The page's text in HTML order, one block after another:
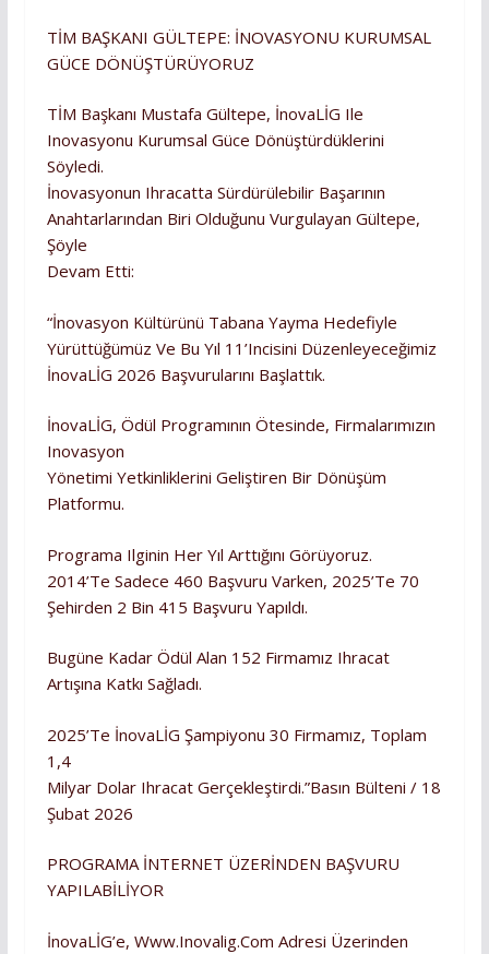
TİM BAŞKANI GÜLTEPE: İNOVASYONU KURUMSAL
GÜCE DÖNÜŞTÜRÜYORUZ
TİM Başkanı Mustafa Gültepe, İnovaLİG Ile
Inovasyonu Kurumsal Güce Dönüştürdüklerini
Söyledi.
İnovasyonun Ihracatta Sürdürülebilir Başarının
Anahtarlarından Biri Olduğunu Vurgulayan Gültepe,
Şöyle
Devam Etti:
“İnovasyon Kültürünü Tabana Yayma Hedefiyle
Yürüttüğümüz Ve Bu Yıl 11’incisini Düzenleyeceğimiz
İnovaLİG 2026 Başvurularını Başlattık.
İnovaLİG, Ödül Programının Ötesinde, Firmalarımızın
Inovasyon
Yönetimi Yetkinliklerini Geliştiren Bir Dönüşüm
Platformu.
Programa Ilginin Her Yıl Arttığını Görüyoruz.
2014’te Sadece 460 Başvuru Varken, 2025’te 70
Şehirden 2 Bin 415 Başvuru Yapıldı.
Bugüne Kadar Ödül Alan 152 Firmamız Ihracat
Artışına Katkı Sağladı.
2025’te İnovaLİG Şampiyonu 30 Firmamız, Toplam
1,4
Milyar Dolar Ihracat Gerçekleştirdi.”Basın Bülteni / 18
Şubat 2026
PROGRAMA İNTERNET ÜZERİNDEN BAŞVURU
YAPILABİLİYOR
İnovaLİG’e, Www.inovalig.com Adresi Üzerinden